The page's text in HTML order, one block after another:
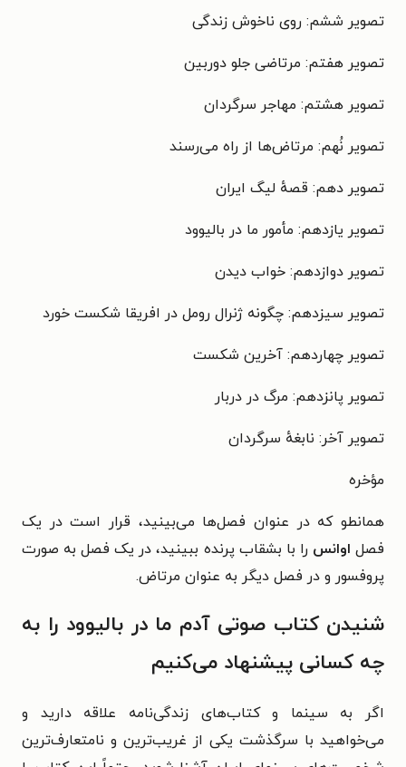
تصویر ششم: روی ناخوش زندگی
تصویر هفتم: مرتاضی جلو دوربین
تصویر هشتم: مهاجر سرگردان
تصویر نُهم: مرتاض ها از راه می‌رسند
تصویر دهم: قصهٔ لیگ ایران
تصویر یازدهم: مأمور ما در بالیوود
تصویر دوازدهم: خواب دیدن
تصویر سیزدهم: چگونه ژنرال رومل در افریقا شکست خورد
تصویر چهاردهم: آخرین شکست
تصویر پانزدهم: مرگ در دربار
تصویر آخر: نابغهٔ سرگردان
مؤخره
همانطو که در عنوان فصل‌ها می‌بینید، قرار است در یک
فصل اوانس را با بشقاب پرنده ببینید، در یک فصل به صورت
پروفسور و در فصل دیگر به عنوان مرتاض.
شنیدن کتاب صوتی آدم ما در بالیوود را به
چه کسانی پیشنهاد می‌کنیم
اگر به سینما و کتاب‌های زندگی‌نامه علاقه دارید و
می‌خواهید با سرگذشت یکی از غریب‌ترین و نامتعارف‌ترین